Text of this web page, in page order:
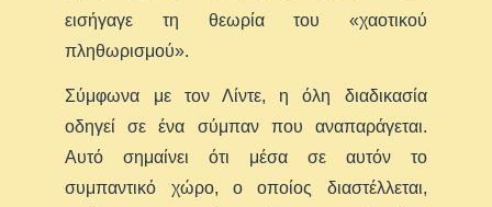
εισήγαγε τη θεωρία του «χαοτικού
πληθωρισμού».
Σύμφωνα με τον Λίντε, η όλη διαδικασία
οδηγεί σε ένα σύμπαν που αναπαράγεται.
Αυτό σημαίνει ότι μέσα σε αυτόν το
συμπαντικό χώρο, ο οποίος διαστέλλεται,